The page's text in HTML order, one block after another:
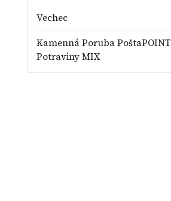
Vechec
Kamenná Poruba PoštaPOINT
Potraviny MIX